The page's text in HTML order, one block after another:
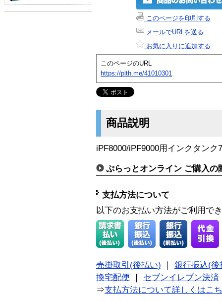
このページを印刷する
メールでURLを送る
お気に入りに追加する
このページのURL
https://plth.me/41010301
商品説明
iPF8000/iPF9000用インクタンク
ぷらっとオンライン ご購入の
支払方法について
以下のお支払い方法がご利用で
売掛取引(後払い)
銀行振込(後
換宅配便
セブンイレブン決済
⇒支払方法について詳しくはこ